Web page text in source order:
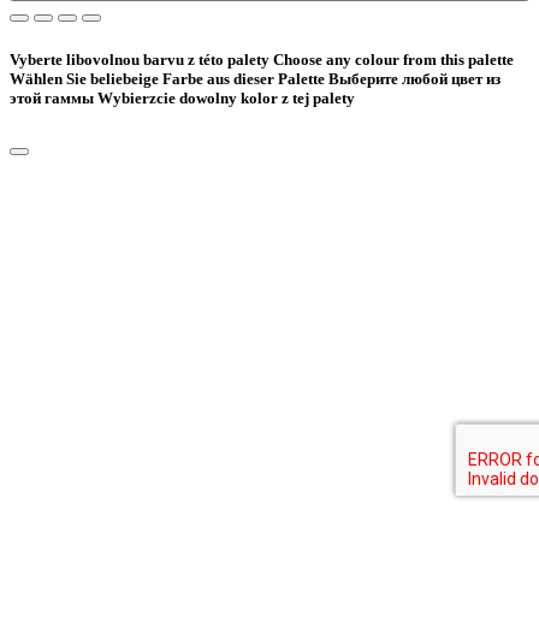
Vyberte libovolnou barvu z této palety Choose any colour from this palette
Wählen Sie beliebeige Farbe aus dieser Palette Bыберите любой цвет из
этой гаммы Wybierzcie dowolny kolor z tej palety